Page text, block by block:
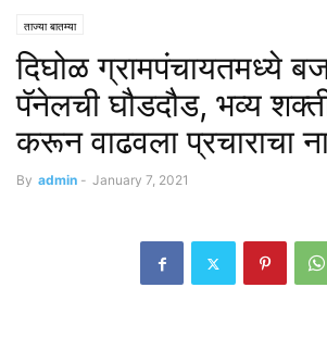
ताज्या बातम्या
दिघोळ ग्रामपंचायतमध्ये
पॅनेलची घौडदौड, भव्य
करून वाढवला प्रचाराचा
By admin - January 7, 2021